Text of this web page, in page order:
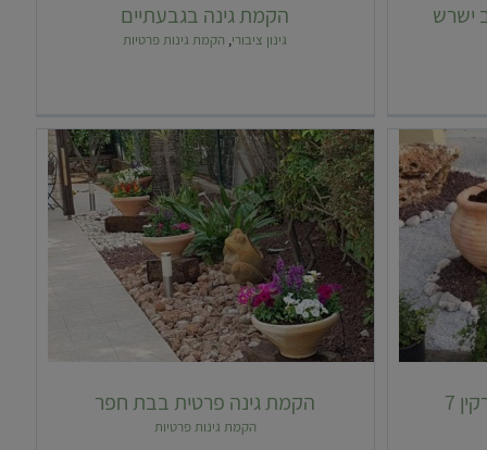
ישרש הקמת גינה בגבעתיים
גינון ציבורי, הקמת גינות פרטיות
הקמת גינה פרטית – סירקין 7
7 הקמת גינה פרטית בבת חפר
הקמת גינות פרטיות